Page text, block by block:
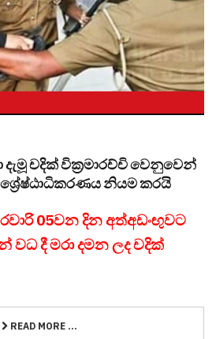
දැමූ ‍චදික් වික්‍රමාරච්චි වෙනුවෙන්
නියම කරයි
05වන දින අත්අඩංඟුවට
දී මරා දමන ලද චදික්
READ MORE ...